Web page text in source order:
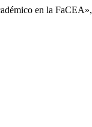
en la FaCEA»,